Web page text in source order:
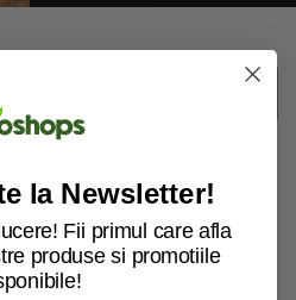
tulsi si
16dz
la Newsletter!
Fii primul care afla
produse si promotiile